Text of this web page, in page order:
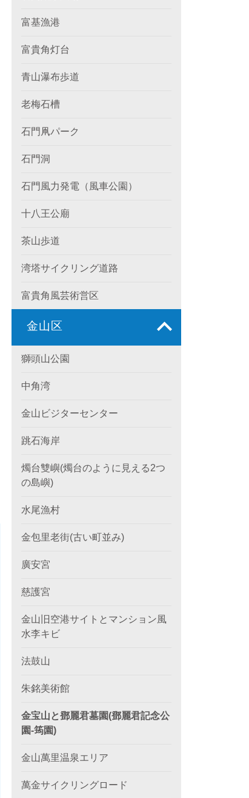
富基漁港
富貴角灯台
青山瀑布歩道
老梅石槽
石門凧パーク
石門洞
石門風力発電（風車公園）
十八王公廟
茶山歩道
湾塔サイクリング道路
富貴角風芸術営区
金山区
獅頭山公園
中角湾
金山ビジターセンター
跳石海岸
燭台雙嶼(燭台のように見える2つ
の島嶼)
水尾漁村
金包里老街(古い町並み)
廣安宮
慈護宮
金山旧空港サイトとマンション風
水李キビ
法鼓山
朱銘美術館
金宝山と鄧麗君墓園(鄧麗君記念公
園-筠園)
金山萬里温泉エリア
萬金サイクリングロード